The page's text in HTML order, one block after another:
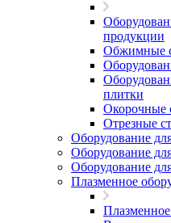
продукции
Обжимные
плитки
Окорочные
Отрезные
Оборудование
Оборудование
Оборудование
Плазменное